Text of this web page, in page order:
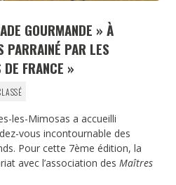
GOURMANDE » À
PARRAINÉ PAR LES
FRANCE »
les-Mimosas a accueilli
vous incontournable des
Pour cette 7ème édition, la
avec l’association des Maîtres